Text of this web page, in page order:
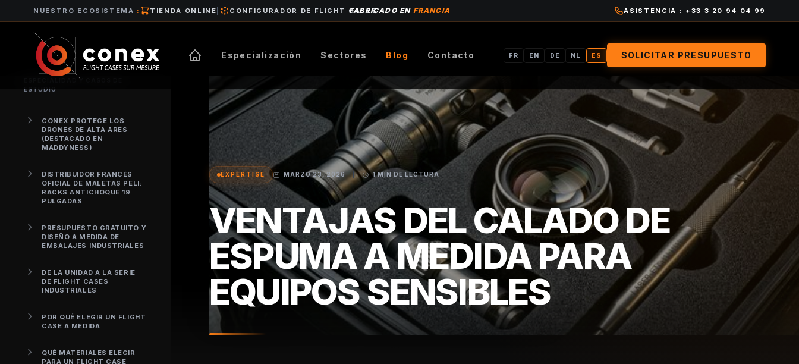
NUESTRO ECOSISTEMA : TIENDA ONLINE CONFIGURADOR DE FLIGHT CASESFABRICADO EN FRANCIA ASISTENCIA : +33 3 20 94 04 99
Especialización Sectores Blog Contacto FR EN DE NL ES SOLICITAR PRESUPUESTO
ESPECIALIDAD Y CASOS DE
ESTUDIO
CONEX PROTEGE LOS
DRONES DE ALTA ARES
(DESTACADO EN
MADDYNESS)
DISTRIBUIDOR FRANCÉS
OFICIAL DE MALETAS PELI:
RACKS ANTICHOQUE 19
PULGADAS
PRESUPUESTO GRATUITO Y
DISEÑO A MEDIDA DE
EMBALAJES INDUSTRIALES
DE LA UNIDAD A LA SERIE
DE FLIGHT CASES
INDUSTRIALES
POR QUÉ ELEGIR UN FLIGHT
CASE A MEDIDA
QUÉ MATERIALES ELEGIR
PARA UN FLIGHT CASE
EXPERTISE MARZO 23, 2026 | 1 MIN DE LECTURA
VENTAJAS DEL CALADO DE
ESPUMA A MEDIDA PARA
EQUIPOS SENSIBLES